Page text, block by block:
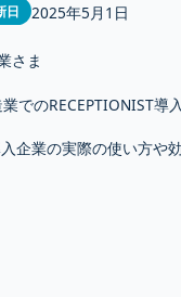
日 2025年5月1日
さま
でのRECEPTIONIST導
企業の実際の使い方や